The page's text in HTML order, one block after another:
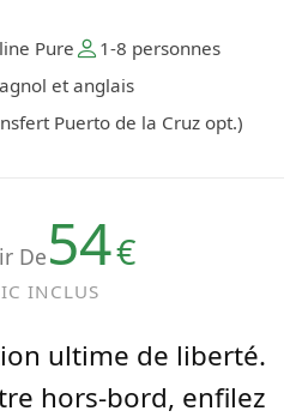
Pure
1-8 personnes
et anglais
Puerto de la Cruz opt.)
De54€
INCLUS
ultime de liberté.
hors-bord, enfilez